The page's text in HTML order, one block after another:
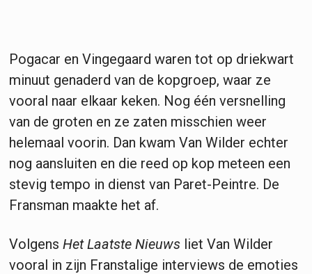
Pogacar en Vingegaard waren tot op driekwart
minuut genaderd van de kopgroep, waar ze
vooral naar elkaar keken. Nog één versnelling
van de groten en ze zaten misschien weer
helemaal voorin. Dan kwam Van Wilder echter
nog aansluiten en die reed op kop meteen een
stevig tempo in dienst van Paret-Peintre. De
Fransman maakte het af.
Volgens Het Laatste Nieuws liet Van Wilder
vooral in zijn Franstalige interviews de emoties